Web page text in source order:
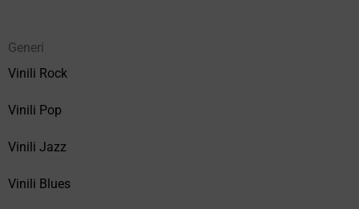
Generi
Vinili Rock
Vinili Pop
Vinili Jazz
Vinili Blues